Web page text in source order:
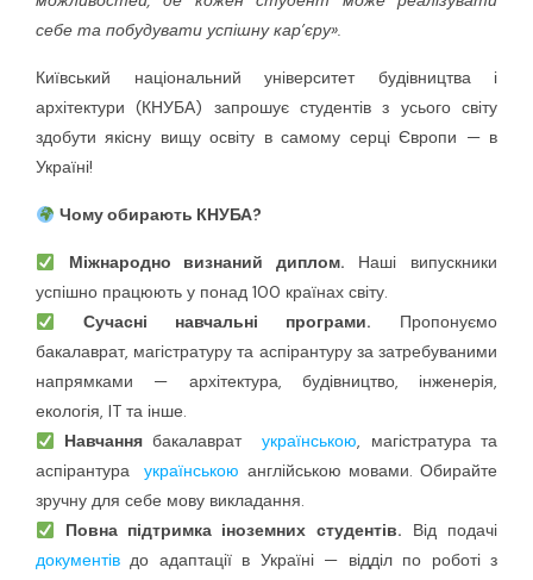
себе та побудувати успішну кар’єру».
Київський національний університет будівництва і
архітектури (КНУБА) запрошує студентів з усього світу
здобути якісну вищу освіту в самому серці Європи — в
Україні!
Чому обирають КНУБА?
Міжнародно визнаний диплом. Наші випускники
успішно працюють у понад 100 країнах світу.
Сучасні навчальні програми. Пропонуємо
бакалаврат, магістратуру та аспірантуру за затребуваними
напрямками — архітектура, будівництво, інженерія,
екологія, IT та інше.
Навчання бакалаврат українською, магістратура та
аспірантураукраїнською англійською мовами. Обирайте
зручну для себе мову викладання.
Повна підтримка іноземних студентів. Від подачі
документів до адаптації в Україні — відділ по роботі з